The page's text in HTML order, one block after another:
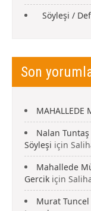
Söyleşi /
Son
MAHALLEDE
Nalan Tuntaş
Söyleşi için
Mahallede
Gercik için
Murat Tuncel